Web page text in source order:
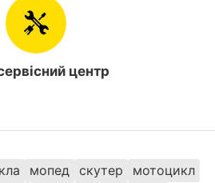
можна в таких містах як:
Львів, Запоріжжя,
Черкаси,
Хмельницький, Кременчук,
Івано -Франківськ,
центр
мопед скутер мотоцикл